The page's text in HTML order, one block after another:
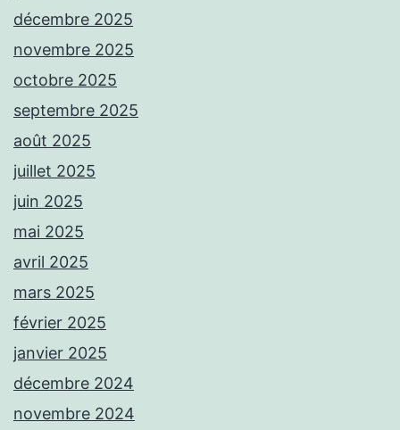
décembre 2025
novembre 2025
octobre 2025
septembre 2025
août 2025
juillet 2025
juin 2025
mai 2025
avril 2025
mars 2025
février 2025
janvier 2025
décembre 2024
novembre 2024